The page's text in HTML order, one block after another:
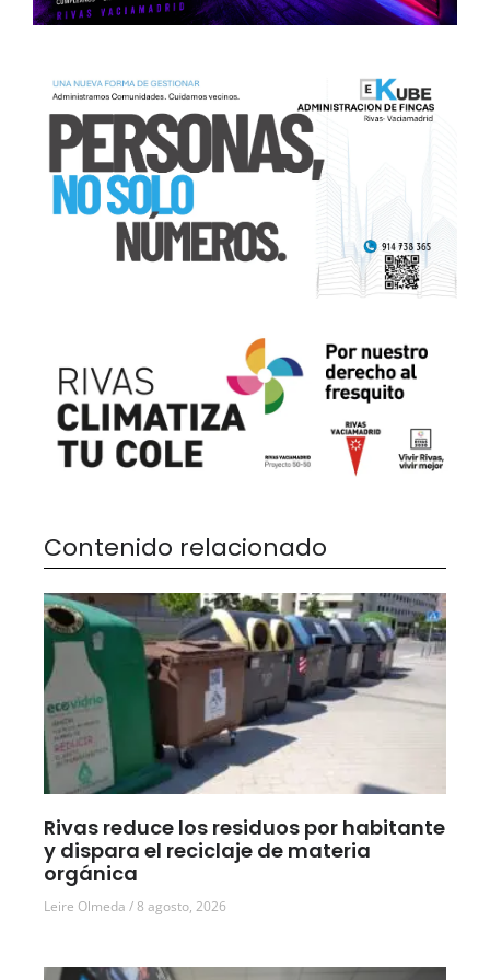
Contenido relacionado
Rivas reduce los residuos por habitante
y dispara el reciclaje de materia
orgánica
Leire Olmeda 8 agosto, 2026